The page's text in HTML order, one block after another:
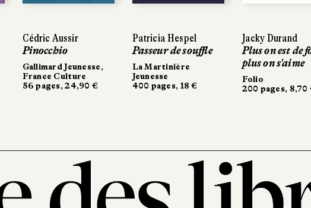
Cédric Aussir
Pinocchio
Gallimard Jeunesse,
France Culture
56 pages, 24,90 €
Patricia Hespel
Passeur de souffle
La Martinière
Jeunesse
400 pages, 18 €
Jacky Durand
Plus on est de
plus on s'aime
Folio
200 pages, 8,70